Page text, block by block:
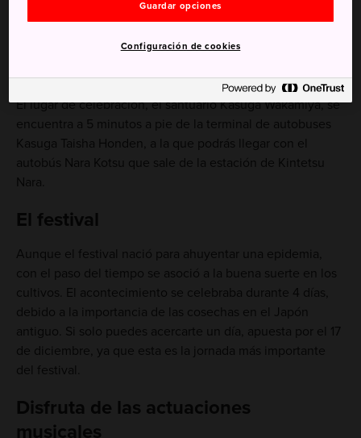
El lugar de celebración, el santuario Kasuga Wakamiya, se
encuentra a 5 minutos a pie de la terminal de autobuses
Kasuga Taisha Honden, a la que podrás llegar con el
autobús Nara Kotsu que sale de la estación de Kintetsu
Nara.
El festival
Aunque el festival nació para ahuyentar una epidemia,
con el paso del tiempo se asoció a la buena suerte en los
cultivos. El acontecimiento se celebraba durante 4 días,
debido a la importancia de las cosechas en el Japón
antiguo. Si solo puedes acercarte un día, apuesta por el 17
de diciembre, ya que esta es la jornada más importante
del festival.
Disfruta de las actuaciones
musicales
Guardar opciones
Configuración de cookies